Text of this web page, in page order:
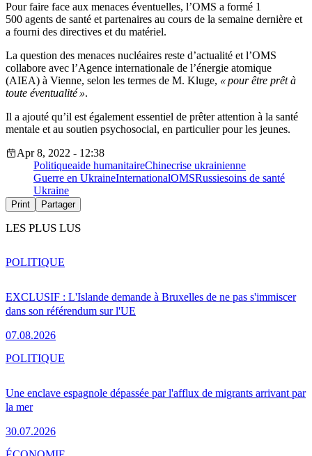
Pour faire face aux menaces éventuelles, l’OMS a formé 1
500 agents de santé et partenaires au cours de la semaine dernière et
a fourni des directives et du matériel.
La question des menaces nucléaires reste d’actualité et l’OMS
collabore avec l’Agence internationale de l’énergie atomique
(AIEA) à Vienne, selon les termes de M. Kluge, « pour être prêt à
toute éventualité ».
Il a ajouté qu’il est également essentiel de prêter attention à la santé
mentale et au soutien psychosocial, en particulier pour les jeunes.
Apr 8, 2022 - 12:38
Politiqueaide humanitaireChinecrise ukrainienne
Guerre en UkraineInternationalOMSRussiesoins de santé
Ukraine
Print Partager
LES PLUS LUS
EXCLUSIF : L'Islande demande à Bruxelles de ne pas s'immiscer
dans son référendum sur l'UE
07.08.2026
POLITIQUE
Une enclave espagnole dépassée par l'afflux de migrants arrivant par
la mer
30.07.2026
POLITIQUE